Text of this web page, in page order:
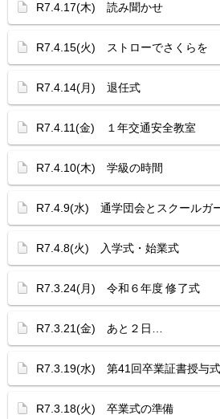
R7.4.17(木) 読み聞かせ
R7.4.15(火) ストローでさくらを
R7.4.14(月) 退任式
R7.4.11(金) １年交通安全教室
R7.4.10(木) 学級の時間
R7.4.9(水) 通学団会とスクールガ
R7.4.8(火) 入学式・始業式
R7.3.24(月) 令和６年度 修了式
R7.3.21(金) あと２日…
R7.3.19(水) 第41回卒業証書授与式
R7.3.18(火) 卒業式の準備